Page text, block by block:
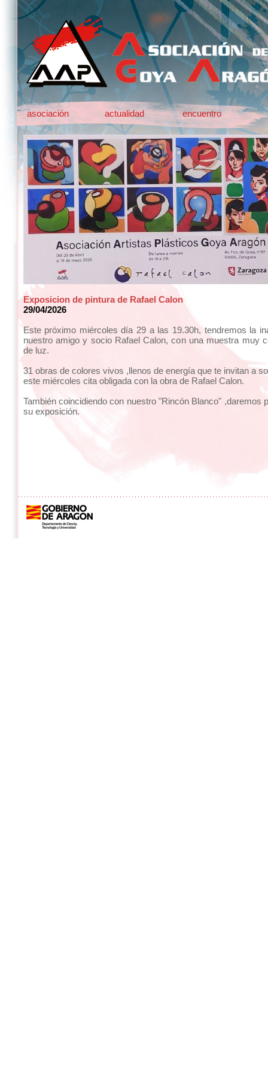
asociación actualidad encuentro
Exposicion de pintura de Rafael Calon
29/04/2026
Este próximo miércoles día 29 a las 19.30h, tendremos la
nuestro amigo y socio Rafael Calon, con una muestra muy
de luz.
31 obras de colores vivos ,llenos de energía que te invitan a
este miércoles cita obligada con la obra de Rafael Calon.
También coincidiendo con nuestro "Rincón Blanco" ,daremos
su exposición.